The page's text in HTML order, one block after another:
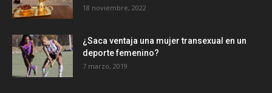
18 noviembre, 2022
¿Saca ventaja una mujer transexual en un
deporte femenino?
7 marzo, 2019